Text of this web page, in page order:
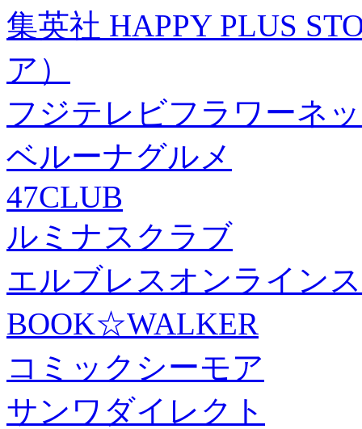
集英社 HAPPY PLUS
ア）
フジテレビフラワーネ
ベルーナグルメ
47CLUB
ルミナスクラブ
エルブレスオンライン
BOOK☆WALKER
コミックシーモア
サンワダイレクト